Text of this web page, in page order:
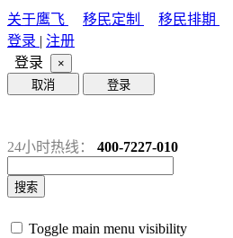
关于鹰飞 移民定制 移民排期
登录 | 注册
登录
×
取消
登录
24小时热线： 400-7227-010
搜索
Toggle main menu visibility